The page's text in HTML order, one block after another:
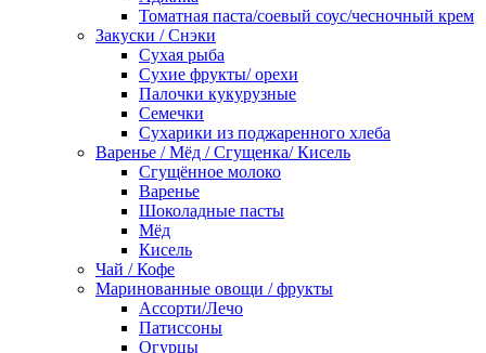
Томатная паста/соевый соус/чесночный крем
Закуски / Снэки
Сухая рыба
Сухие фрукты/ орехи
Палочки кукурузные
Семечки
Сухарики из поджаренного хлеба
Варенье / Мёд / Сгущенка/ Кисель
Сгущённое молоко
Варенье
Шоколадные пасты
Мёд
Кисель
Чай / Кофе
Маринованные овощи / фрукты
Ассорти/Лечо
Патиссоны
Огурцы